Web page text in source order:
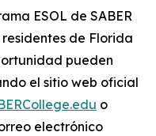
ESOL de SABER
de Florida
pueden
el sitio web oficial
o
electrónico